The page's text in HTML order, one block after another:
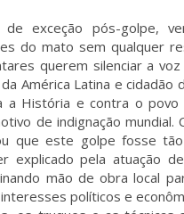
exceção pós-golpe,
do mato sem qualquer
querem silenciar a
América Latina e cidadão
a História e contra o povo
de indignação mundial.
que este golpe fosse
explicado pela atuação
mão de obra local
políticos e